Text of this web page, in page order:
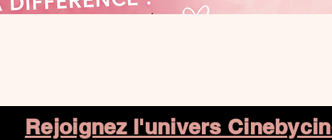
Rejoignez l'univers